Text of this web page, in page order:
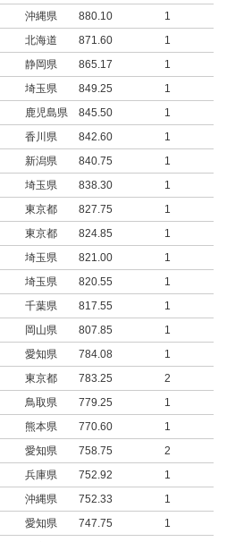
沖縄県 880.10
1
北海道 871.60
1
静岡県 865.17
1
埼玉県 849.25
1
鹿児島県 845.50
1
香川県 842.60
1
新潟県 840.75
1
埼玉県 838.30
1
東京都 827.75
1
東京都 824.85
1
埼玉県 821.00
1
埼玉県 820.55
1
千葉県 817.55
1
岡山県 807.85
1
愛知県 784.08
1
東京都 783.25
2
鳥取県 779.25
1
熊本県 770.60
1
愛知県 758.75
2
兵庫県 752.92
1
沖縄県 752.33
1
愛知県 747.75
1